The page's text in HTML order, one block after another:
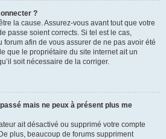
?
la cause. Assurez-vous avant tout que votre
passe soient corrects. Si tel est le cas,
forum afin de vous assurer de ne pas avoir été
que le propriétaire du site internet ait un
soit nécessaire de la corriger.
mais ne peux à présent plus me
ait désactivé ou supprimé votre compte
plus, beaucoup de forums suppriment